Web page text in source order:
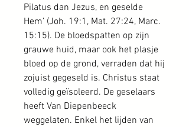
Pilatus dan Jezus, en geselde
Hem’ (Joh. 19:1, Mat. 27:24, Marc.
15:15). De bloedspatten op zijn
grauwe huid, maar ook het plasje
bloed op de grond, verraden dat hij
zojuist gegeseld is. Christus staat
volledig geïsoleerd. De geselaars
heeft Van Diepenbeeck
weggelaten. Enkel het lijden van